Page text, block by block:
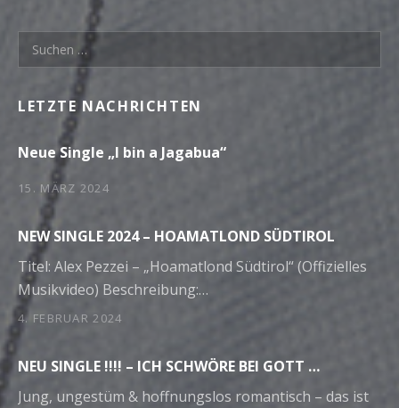
u
h
n
n
c
LETZTE NACHRICHTEN
Neue Single „I bin a Jagabua“
15. MÄRZ 2024
NEW SINGLE 2024 – HOAMATLOND SÜDTIROL
4. FEBRUAR 2024
Titel: Alex Pezzei – „Hoamatlond Südtirol“ (Offizielles
Musikvideo) Beschreibung:…
NEU SINGLE !!!! – ICH SCHWÖRE BEI GOTT …
Jung, ungestüm & hoffnungslos romantisch – das ist